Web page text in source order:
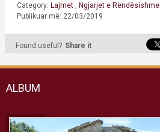
Category: Lajmet
Ngjarjet e Rëndësishme
Publikuar më: 22/03/2019
Found useful? Share it
ALBUM